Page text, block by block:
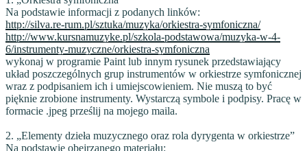
Na podstawie informacji z podanych linków:
http://silva.re-rum.pl/sztuka/muzyka/orkiestra-symfoniczna/
http://www.kursnamuzyke.pl/szkola-podstawowa/muzyka-w-4-
6/instrumenty-muzyczne/orkiestra-symfoniczna
wykonaj w programie Paint lub innym rysunek przedstawiający
układ poszczególnych grup instrumentów w orkiestrze symfonicznej
wraz z podpisaniem ich i umiejscowieniem. Nie muszą to być
pięknie zrobione instrumenty. Wystarczą symbole i podpisy. Pracę w
formacie .jpeg prześlij na mojego maila.
2. „Elementy dzieła muzycznego oraz rola dyrygenta w orkiestrze”
Na podstawie obejrzanego materiału: